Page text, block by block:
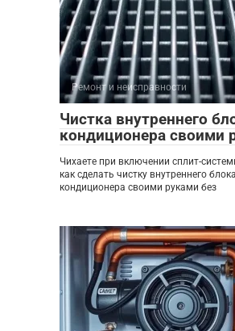
Ремонт и неисправности
Чистка внутреннего
кондиционера своими
Чихаете при включении сплит-
как сделать чистку внутреннего блока
кондиционера своими руками без